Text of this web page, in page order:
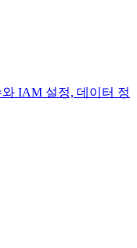
IAM 설정, 데이터 정